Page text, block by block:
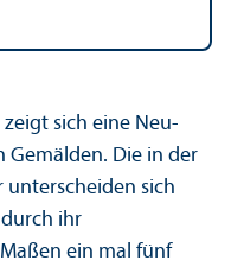
zeigt sich eine Neu­
Die in der
sich
ihr
ein mal fünf